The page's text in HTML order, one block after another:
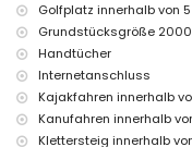
Anlagen und
Kinderbett (auf Anfrage)
Unterhaltung und
Costa Blanca
Diskothek, Bar und
Kilometern vom Haus)
Golfplatz innerhalb von
Grundstücksgröße
Handtücher
Internetanschluss
Kajakfahren innerhalb
Kanufahren innerhalb
Klettersteig innerhalb